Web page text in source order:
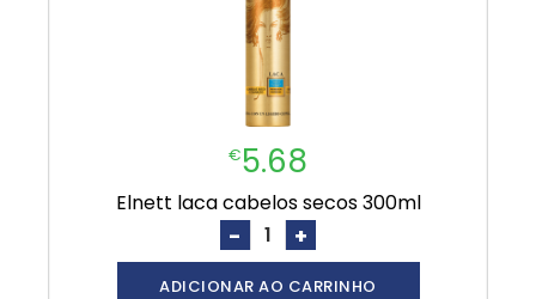
€5.68
elnett laca cabelos secos 300ml
- +
ADICIONAR AO CARRINHO